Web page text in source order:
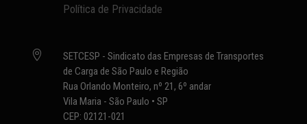
Política de Privacidade

SETCESP - Sindicato das Empresas de Transportes
de Carga de São Paulo e Região
Rua Orlando Monteiro, nº 21, 6º andar
Vila Maria - São Paulo • SP
CEP: 02121-021